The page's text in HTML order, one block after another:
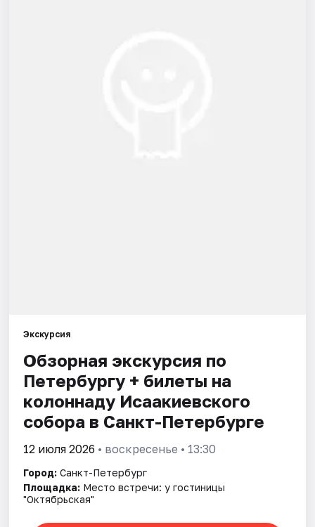
Экскурсия
Обзорная экскурсия по
Петербургу + билеты на
колоннаду Исаакиевского
собора в Санкт-Петербурге
12 июля 2026 • воскресенье • 13:30
Город: Санкт-Петербург
Площадка: Место встречи: у гостиницы
"Октябрьская"